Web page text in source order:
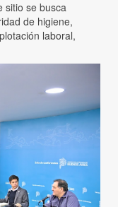
sitio se busca
de higiene,
laboral,